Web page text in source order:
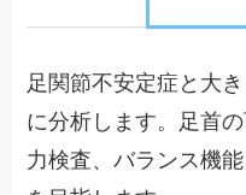
足関節不安定症と大
に分析します。足首
力検査、バランス機